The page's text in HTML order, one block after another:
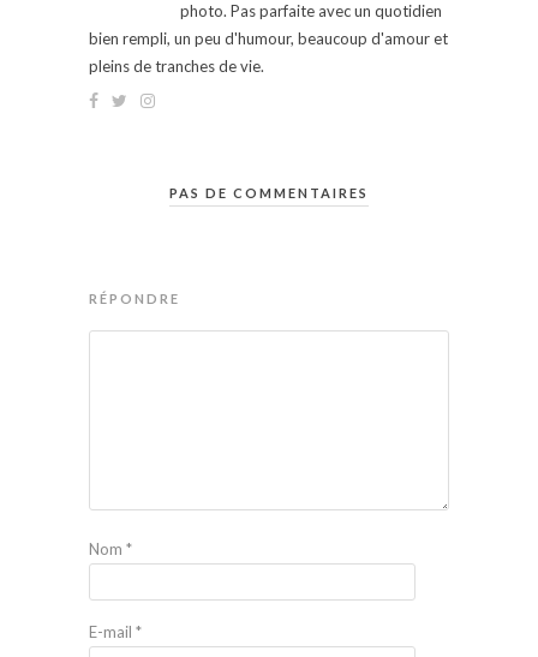
photo. Pas parfaite avec un quotidien
bien rempli, un peu d'humour, beaucoup d'amour et
pleins de tranches de vie.
PAS DE COMMENTAIRES
RÉPONDRE
Nom *
E-mail *